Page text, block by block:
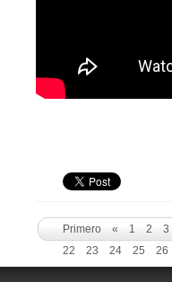
Primero « 1 2 3
22
23 24 25 26